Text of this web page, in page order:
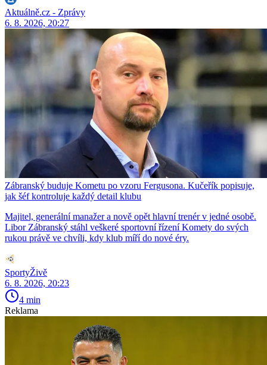
Aktuálně.cz - Zprávy
6. 8. 2026, 20:27
Zábranský buduje Kometu po vzoru Fergusona. Kučeřík popisuje,
jak šéf kontroluje každý detail klubu
Majitel, generální manažer a nově opět hlavní trenér v jedné osobě.
Libor Zábranský stáhl veškeré sportovní řízení Komety do svých
rukou právě ve chvíli, kdy klub míří do nové éry.
SportyŽivě
6. 8. 2026, 20:23
4 min
Reklama